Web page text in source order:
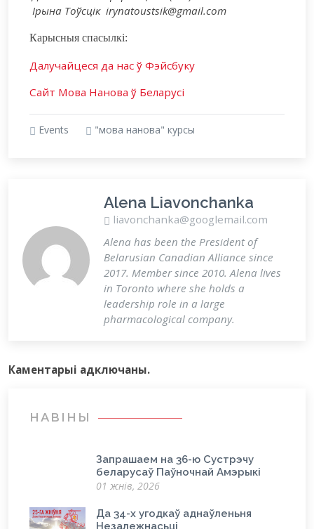
Ірына Тоўсцік irynatoustsik@gmail.com
Карысныя спасылкі:
Далучайцеся да нас ў Фэйсбуку
Сайт Мова Нанова ў Беларусі
Events "мова нанова" курсы
Alena Liavonchanka
liavonchanka@googlemail.com
Alena has been the President of
Belarusian Canadian Alliance since
2017. Member since 2010. Alena lives
in Toronto where she holds a
leadership role in a large
pharmacological company.
Каментарыi адключаны.
НАВІНЫ
Запрашаем на 36-ю Сустрэчу
беларусаў Паўночнай Амэрыкі
01 жнів, 2026
Да 34-х угодкаў аднаўленьня
Незалежнасьці